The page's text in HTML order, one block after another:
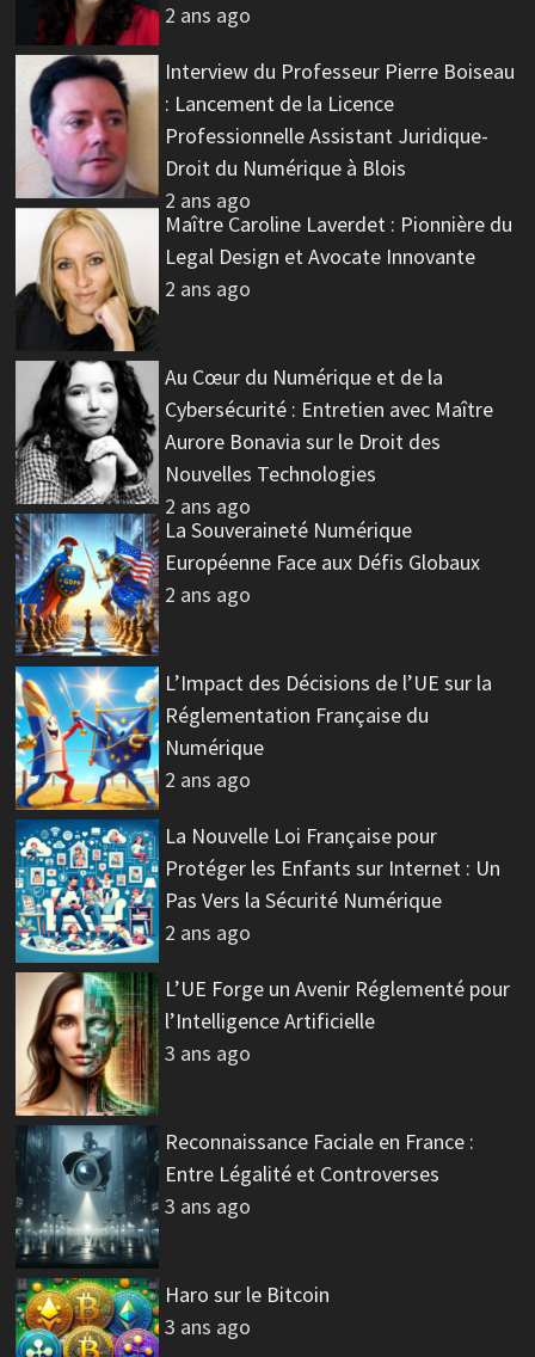
2 ans ago
Interview du Professeur Pierre Boiseau
: Lancement de la Licence
Professionnelle Assistant Juridique-
Droit du Numérique à Blois
2 ans ago
Maître Caroline Laverdet : Pionnière du
Legal Design et Avocate Innovante
2 ans ago
Au Cœur du Numérique et de la
Cybersécurité : Entretien avec Maître
Aurore Bonavia sur le Droit des
Nouvelles Technologies
2 ans ago
La Souveraineté Numérique
Européenne Face aux Défis Globaux
2 ans ago
L’Impact des Décisions de l’UE sur la
Réglementation Française du
Numérique
2 ans ago
La Nouvelle Loi Française pour
Protéger les Enfants sur Internet : Un
Pas Vers la Sécurité Numérique
2 ans ago
L’UE Forge un Avenir Réglementé pour
l’Intelligence Artificielle
3 ans ago
Reconnaissance Faciale en France :
Entre Légalité et Controverses
3 ans ago
Haro sur le Bitcoin
3 ans ago